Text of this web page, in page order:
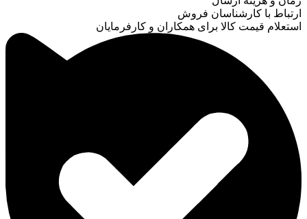
ارتباط با کارشناسان فروش
استعلام قیمت کالا برای همکاران و کارفرمایان